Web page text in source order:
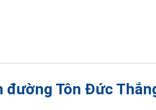
đường Tôn Đức